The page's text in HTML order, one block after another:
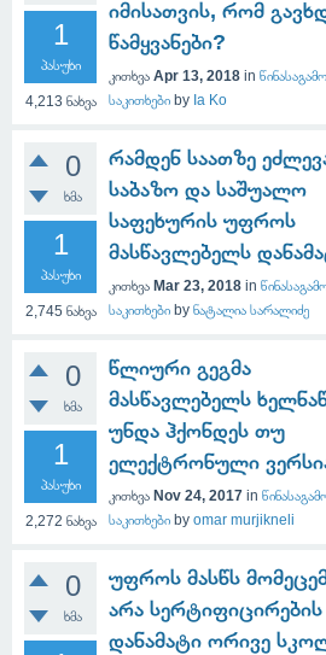
1
პასუხი
4,213 ნახვა
იმისათვის, რომ
წამყვანები?
კითხვა Apr 13, 2018 in
საკითხები by Ia Ko
0
ხმა
1
პასუხი
2,745 ნახვა
რამდენ საათზე
საბაზო და საშუალო
საფეხურის უფროს
მასწავლებელს
კითხვა Mar 23, 2018 in
საკითხები by ნატალია სარალიძე
0
ხმა
1
პასუხი
2,272 ნახვა
წლიური გეგმა
მასწავლებელს
უნდა ჰქონდეს თუ
ელექტრონული
კითხვა Nov 24, 2017 in
საკითხები by omar murjikneli
0
ხმა
უფროს მასწს
არა სერტიფიცირების
დანამატი ორივე